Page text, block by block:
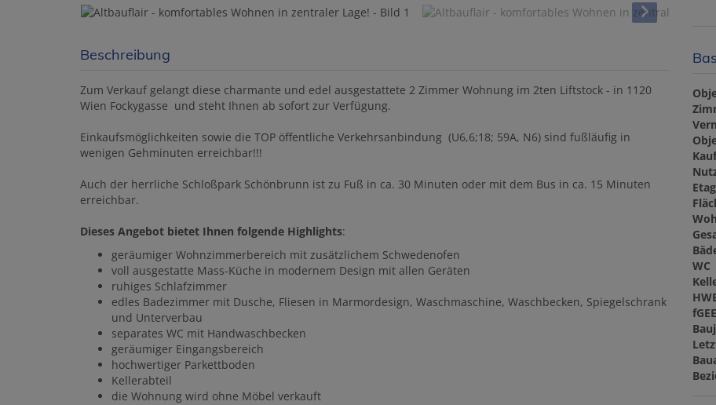
Beschreibung
Zum Verkauf gelangt diese charmante und edel ausgestattete 2 Zimmer Wohnung im 2ten Liftstock - in 1120
Wien Fockygasse und steht Ihnen ab sofort zur Verfügung.
Einkaufsmöglichkeiten sowie die TOP öffentliche Verkehrsanbindung (U6,6;18; 59A, N6) sind fußläufig in
wenigen Gehminuten erreichbar!!!
Auch der herrliche Schloßpark Schönbrunn ist zu Fuß in ca. 30 Minuten oder mit dem Bus in ca. 15 Minuten
erreichbar.
Dieses Angebot bietet Ihnen folgende Highlights:
geräumiger Wohnzimmerbereich mit zusätzlichem Schwedenofen
voll ausgestatte Mass-Küche in modernem Design mit allen Geräten
ruhiges Schlafzimmer
edles Badezimmer mit Dusche, Fliesen in Marmordesign, Waschmaschine, Waschbecken, Spiegelschrank
und Unterverbau
separates WC mit Handwaschbecken
geräumiger Eingangsbereich
hochwertiger Parkettboden
Kellerabteil
die Wohnung wird ohne Möbel verkauft
WC
fGEE